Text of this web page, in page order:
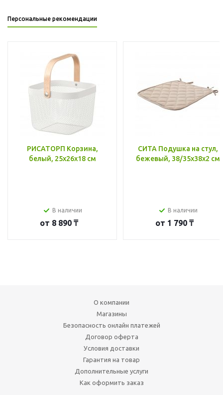
Персональные рекомендации
РИСАТОРП Корзина,
белый, 25x26x18 см
В наличии
от 8 890 ₸
СИТА Подушка на стул,
бежевый, 38/35x38x2 см
В наличии
от 1 790 ₸
О компании
Магазины
Безопасность онлайн платежей
Договор оферта
Условия доставки
Гарантия на товар
Дополнительные услуги
Как оформить заказ